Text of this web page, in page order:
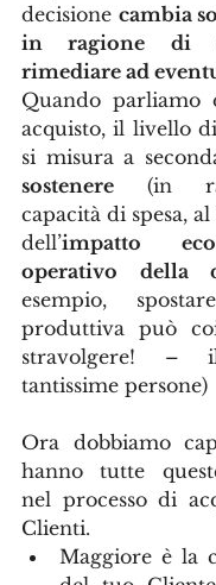
decisione cambia
in ragione di
rimediare ad
Quando parliamo
acquisto, il livello
si misura a
sostenere (in
capacità di spesa,
dell’impatto
operativo della
esempio,
produttiva può
stravolgere!
tantissime persone)
Ora dobbiamo
hanno tutte
nel processo di
Clienti.
Maggiore è la